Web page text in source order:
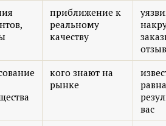
приближение к
реальному
качеству
кого знают на
рынке
равна
вас